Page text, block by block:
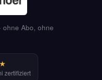
ohne Abo, ohne
zertifiziert